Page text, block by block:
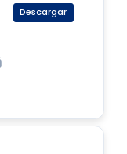
Descargar